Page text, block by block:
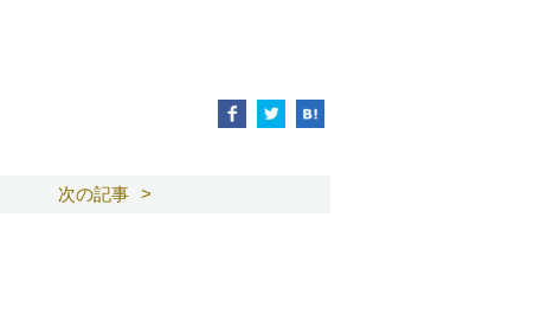
次の記事